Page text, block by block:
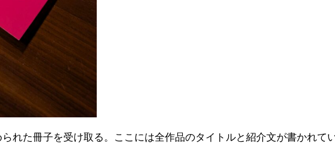
れた冊子を受け取る。ここには全作品のタイトルと紹介文が書かれて